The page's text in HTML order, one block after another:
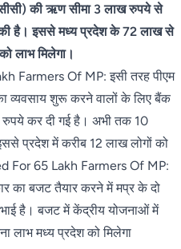
की ऋण सीमा 3 लाख रुपये से
है। इससे मध्य प्रदेश के 72 लाख से
लाभ मिलेगा।
Farmers Of MP: इसी तरह पीएम
व्यवसाय शुरू करने वालों के लिए बैंक
कर दी गई है। अभी तक 10
प्रदेश में करीब 12 लाख लोगों को
For 65 Lakh Farmers Of MP:
का बजट तैयार करने में मप्र के दो
है। बजट में केंद्रीय योजनाओं में
लाभ मध्य प्रदेश को मिलेगा